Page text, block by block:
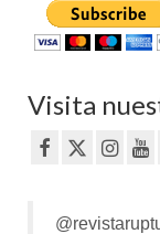
Visita